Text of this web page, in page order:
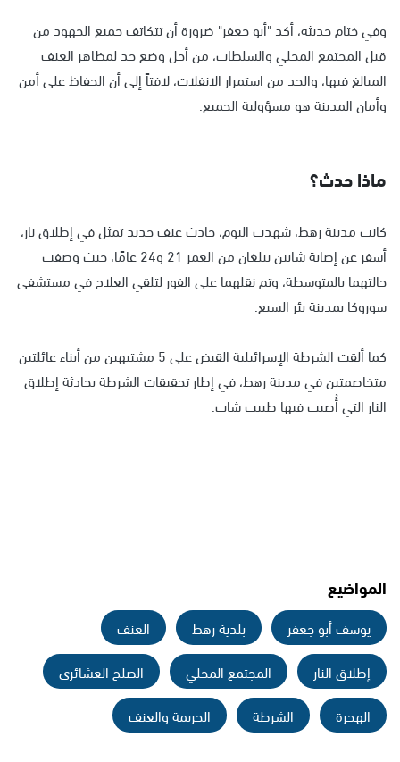
وفي ختام حديثه، أكد "أبو جعفر" ضرورة أن تتكاتف جميع الجهود من
قبل المجتمع المحلي والسلطات، من أجل وضع حد لمظاهر العنف
المبالغ فيها، والحد من استمرار الانفلات، لافتاً إلى أن الحفاظ على أمن
وأمان المدينة هو مسؤولية الجميع.
ماذا حدث؟
كانت مدينة رهط، شهدت اليوم، حادث عنف جديد تمثل في إطلاق نار،
أسفر عن إصابة شابين يبلغان من العمر 21 و24 عامًا، حيث وصفت
حالتهما بالمتوسطة، وتم نقلهما على الفور لتلقي العلاج في مستشفى
سوروكا بمدينة بئر السبع.
كما ألقت الشرطة الإسرائيلية القبض على 5 مشتبهين من أبناء عائلتين
متخاصمتين في مدينة رهط، في إطار تحقيقات الشرطة بحادثة إطلاق
النار التي أُصيب فيها طبيب شاب.
المواضيع
يوسف أبو جعفر بلدية رهط
العنف
إطلاق النار
المجتمع المحلي
الصلح العشائري
الهجرة
الشرطة الجريمة والعنف